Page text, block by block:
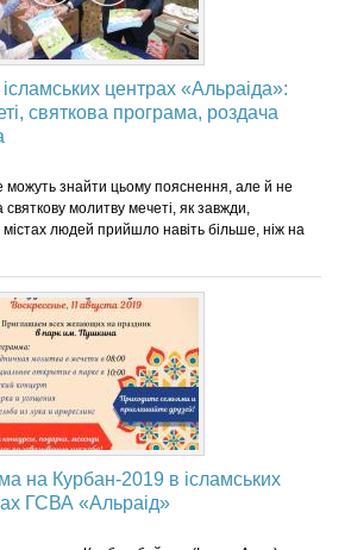
центрах «Альраіда»:
святкова програма, роздача
можуть знайти цьому пояснення, але й не
молитву мечеті, як завжди,
людей прийшло навіть більше, ніж на
на Курбан-2019 в ісламських
ГСВА «Альраід»